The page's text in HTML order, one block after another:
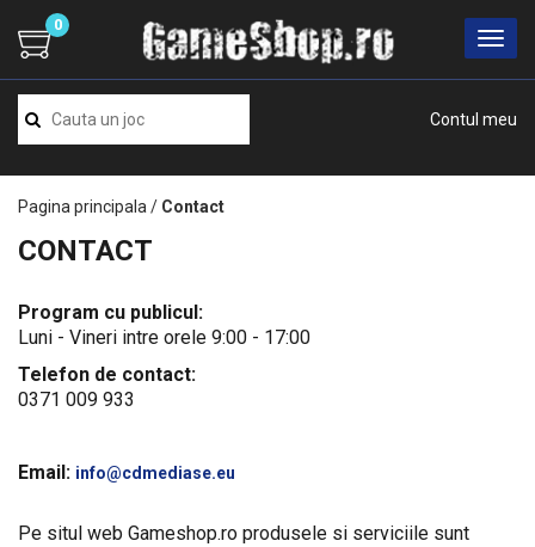
Contul meu
0
Pagina principala / Contact
CONTACT
Program cu publicul:
Luni - Vineri intre orele 9:00 - 17:00
Telefon de contact:
0371 009 933
Email: info@cdmediase.eu
Pe situl web Gameshop.ro produsele si serviciile sunt